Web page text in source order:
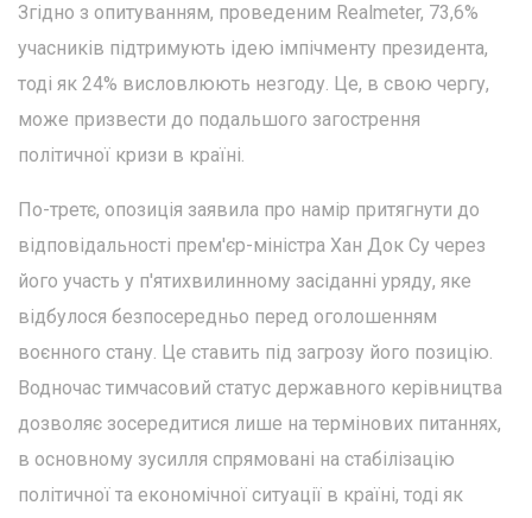
Згідно з опитуванням, проведеним Realmeter, 73,6%
учасників підтримують ідею імпічменту президента,
тоді як 24% висловлюють незгоду. Це, в свою чергу,
може призвести до подальшого загострення
політичної кризи в країні.
По-третє, опозиція заявила про намір притягнути до
відповідальності прем'єр-міністра Хан Док Су через
його участь у п'ятихвилинному засіданні уряду, яке
відбулося безпосередньо перед оголошенням
воєнного стану. Це ставить під загрозу його позицію.
Водночас тимчасовий статус державного керівництва
дозволяє зосередитися лише на термінових питаннях,
в основному зусилля спрямовані на стабілізацію
політичної та економічної ситуації в країні, тоді як